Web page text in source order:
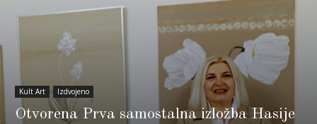
Kult Art Izdvojeno
Otvorena Prva samostalna izložba Hasije